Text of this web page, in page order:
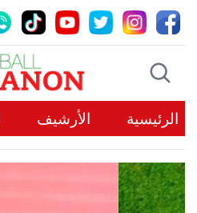
الرئيسية الأرشيف